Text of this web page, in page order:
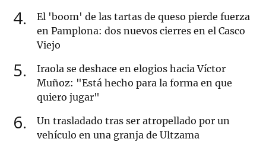
4
El 'boom' de las tartas de queso pierde fuerza
en Pamplona: dos nuevos cierres en el Casco
Viejo
5
Iraola se deshace en elogios hacia Víctor
Muñoz: "Está hecho para la forma en que
quiero jugar"
6
Un trasladado tras ser atropellado por un
vehículo en una granja de Ultzama